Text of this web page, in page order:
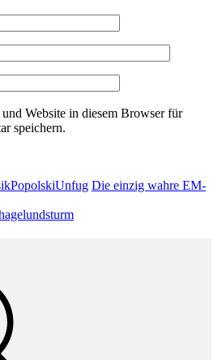
Website in diesem Browser für
speichern.
PopolskiUnfug Die einzig wahre EM-